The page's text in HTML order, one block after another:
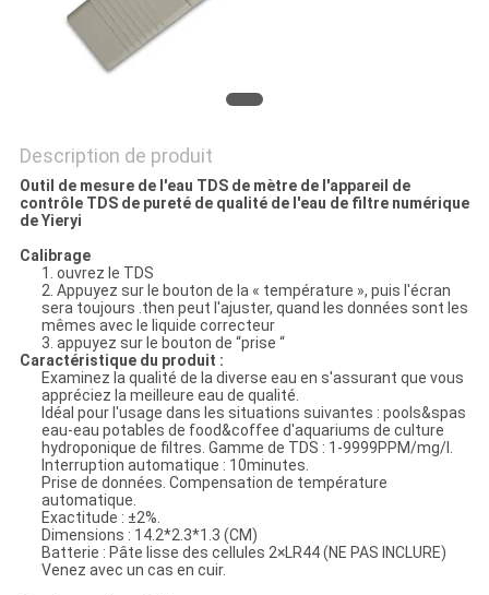
PRIVACY
POLICY
Description de produit
Outil de mesure de l'eau TDS de mètre de l'appareil de
contrôle TDS de pureté de qualité de l'eau de filtre numérique
de Yieryi
Calibrage
1. ouvrez le TDS
2. Appuyez sur le bouton de la « température », puis l'écran
sera toujours .then peut l'ajuster, quand les données sont les
mêmes avec le liquide correcteur
3. appuyez sur le bouton de “prise “
Caractéristique du produit :
Examinez la qualité de la diverse eau en s'assurant que vous
appréciez la meilleure eau de qualité.
Idéal pour l'usage dans les situations suivantes : pools&spas
eau-eau potables de food&coffee d'aquariums de culture
hydroponique de filtres. Gamme de TDS : 1-9999PPM/mg/l.
Interruption automatique : 10minutes.
Prise de données. Compensation de température
automatique.
Exactitude : ±2%.
Dimensions : 14.2*2.3*1.3 (CM)
Batterie : Pâte lisse des cellules 2×LR44 (NE PAS INCLURE)
Venez avec un cas en cuir.